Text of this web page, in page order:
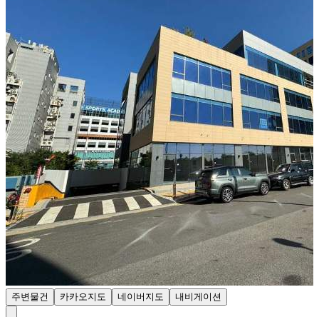
주변물건 카카오지도 네이버지도 내비게이션